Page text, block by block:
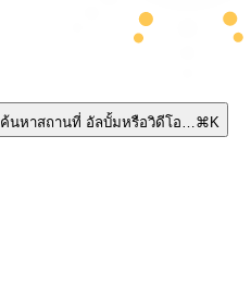
ค้นหาสถานที่ อัลบั้มหรือวิดีโอ…⌘K